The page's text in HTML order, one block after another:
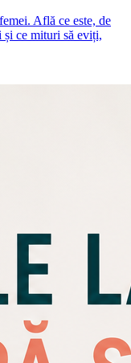
Află ce este, de
și ce mituri să eviți,